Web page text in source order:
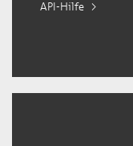
API-Hilfe